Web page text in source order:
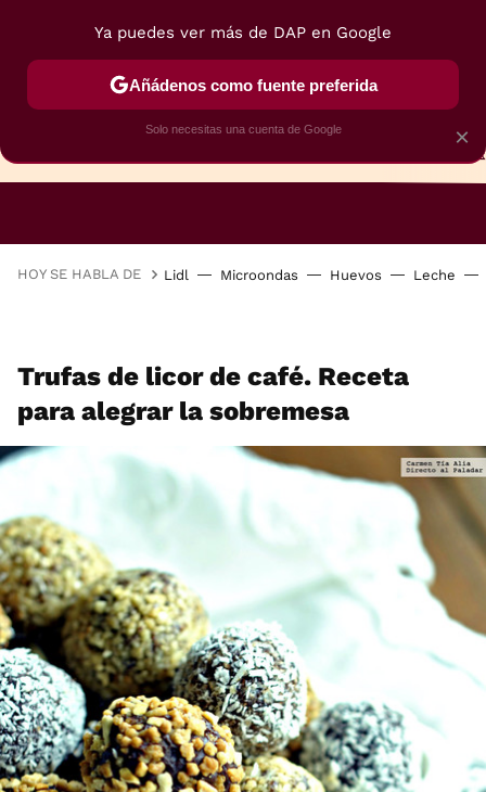
HOY SE HABLA DE Lidl Microondas Huevos Leche
Trufas de licor de café. Receta
para alegrar la sobremesa
×
Ya puedes ver más de DAP en Google
Añádenos como fuente preferida
Solo necesitas una cuenta de Google